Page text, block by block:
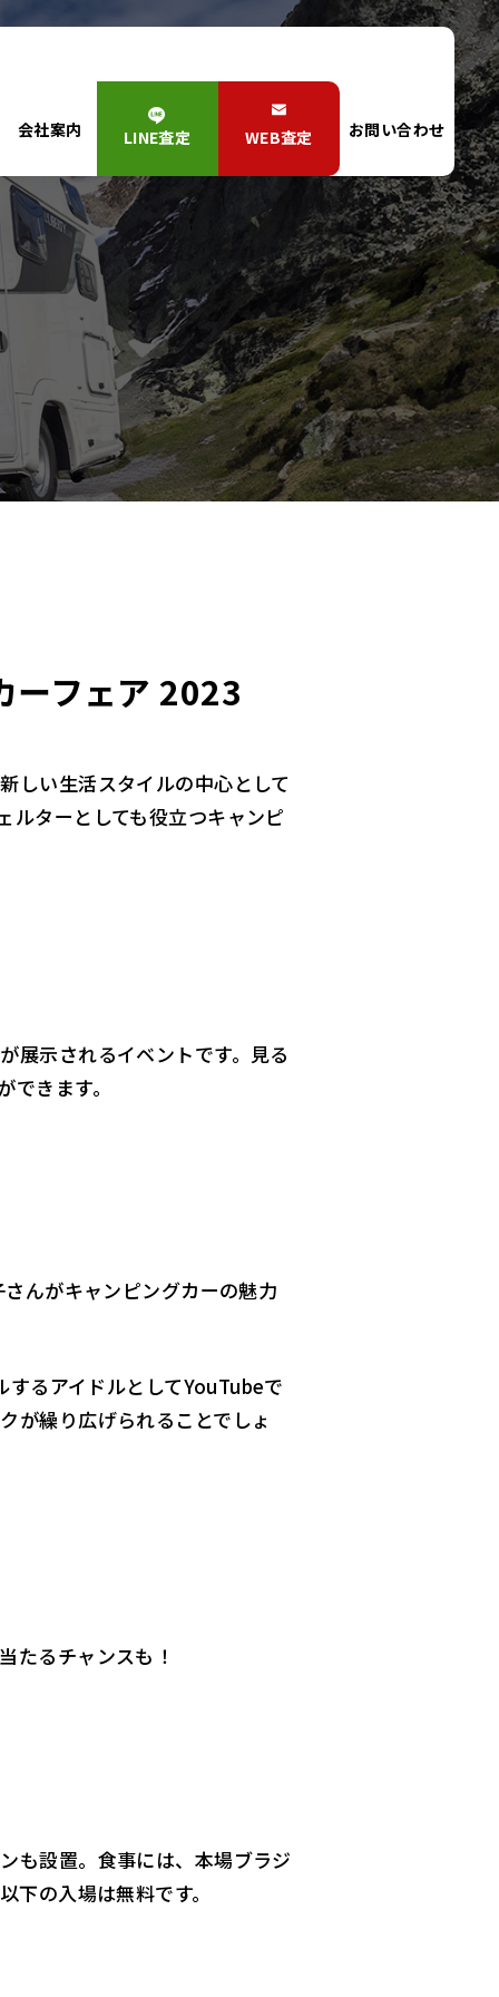
会社案内 LINE査定 WEB査定 お問い合わせ
ーフェア 2023
しい生活スタイルの中心として
ルターとしても役立つキャンピ
展示されるイベントです。見る
きます。
んがキャンピングカーの魅力
るアイドルとしてYouTubeで
が繰り広げられることでしょ
たるチャンスも！
も設置。食事には、本場ブラジ
の入場は無料です。